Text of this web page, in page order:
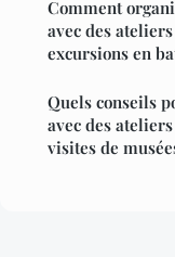
Comment
avec des
excursions en
Quels conseils
avec des
visites de